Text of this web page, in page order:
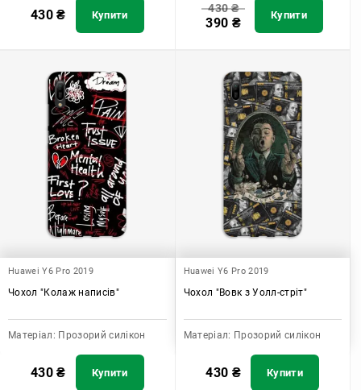
430₴ Купити
430₴
390 ₴ Купити
Huawei Y6 Pro 2019
Чохол "Колаж написів"
Матеріал: Прозорий силікон
430₴ Купити
Huawei Y6 Pro 2019
Чохол "Вовк з Уолл-стріт"
Матеріал: Прозорий силікон
430 ₴ Купити